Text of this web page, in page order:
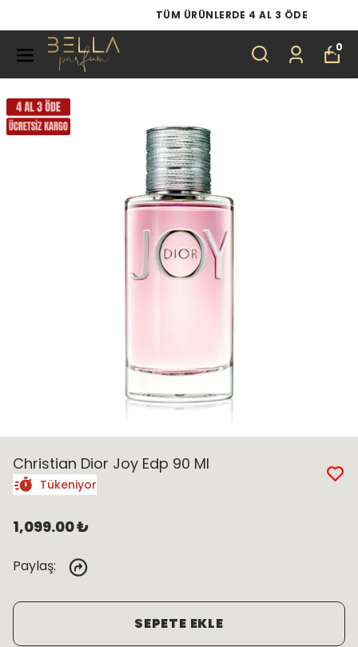
TÜM ÜRÜNLERDE 4 AL 3 ÖDE
0
Christian Dior Joy Edp 90 Ml
Tükeniyor
1,099.00 ₺
Paylaş:
SEPETE EKLE